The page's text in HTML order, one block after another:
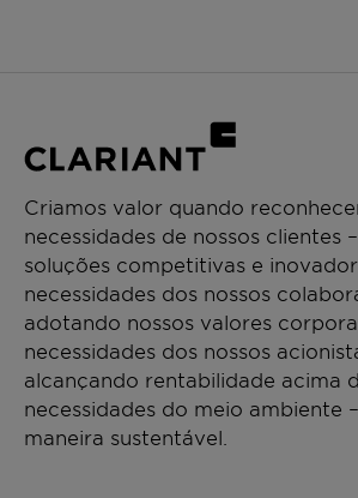
Criamos valor quando
necessidades de nossos clientes
soluções competitivas e
necessidades dos nossos
adotando nossos valores
necessidades dos nossos
alcançando rentabilidade acima
necessidades do meio ambiente
maneira sustentável.